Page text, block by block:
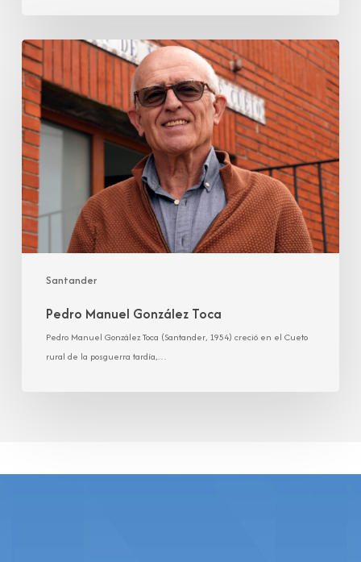
Santander
Pedro
Manuel
González
Toca
Pedro Manuel González Toca
Pedro Manuel González Toca (Santander, 1954) creció en el Cueto
rural de la posguerra tardía,…